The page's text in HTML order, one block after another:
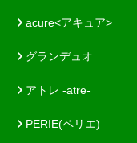
acure<アキュア>
グランデュオ
アトレ -atre-
PERIE(ペリエ)